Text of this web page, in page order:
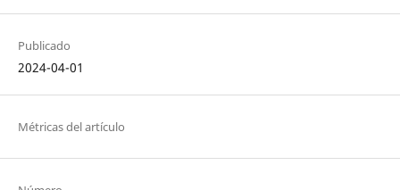
Publicado
2024-04-01
Métricas del artículo